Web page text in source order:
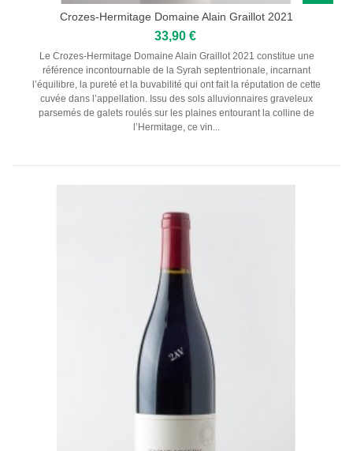
Crozes-Hermitage Domaine Alain Graillot 2021
33,90 €
Le Crozes-Hermitage Domaine Alain Graillot 2021 constitue une
référence incontournable de la Syrah septentrionale, incarnant
l’équilibre, la pureté et la buvabilité qui ont fait la réputation de cette
cuvée dans l’appellation. Issu des sols alluvionnaires graveleux
parsemés de galets roulés sur les plaines entourant la colline de
l’Hermitage, ce vin...